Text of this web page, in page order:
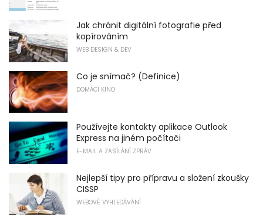
Jak chránit digitální fotografie před
kopírováním
WEB DESIGN & DEV
Co je snímač? (Definice)
DOMÁCÍ KINO
Používejte kontakty aplikace Outlook
Express na jiném počítači
E-MAIL A ZASÍLÁNÍ ZPRÁV
Nejlepší tipy pro přípravu a složení zkoušky
CISSP
WEBOVÉ VYHLEDÁVÁNÍ